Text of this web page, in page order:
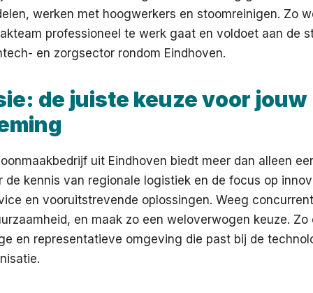
werken met hoogwerkers en stoomreinigen. Zo
professioneel te werk gaat en voldoet aan de
en zorgsector rondom Eindhoven.
de juiste keuze voor jouw
uit Eindhoven biedt meer dan alleen
de kennis van regionale logistiek en de focus op
en vooruitstrevende oplossingen. Weeg
en maak zo een weloverwogen keuze. Zo
en representatieve omgeving die past bij de